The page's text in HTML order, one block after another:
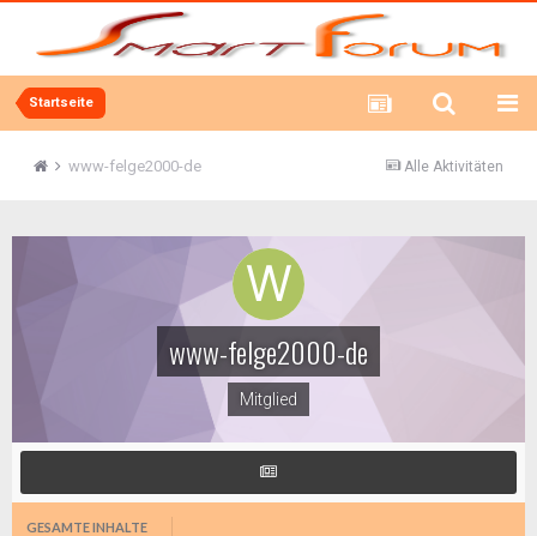
Startseite
Alle Aktivitäten
www-felge2000-de
www-felge2000-de
Mitglied
GESAMTE INHALTE